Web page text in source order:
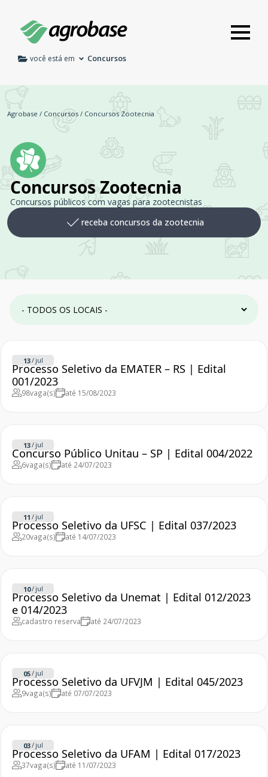
você está em Concursos
Agrobase / Concursos / Concursos Zootecnia
Concursos Zootecnia
Concursos públicos com vagas para zootecnistas
receba concursos da zootecnia
13/ jul
Processo Seletivo da EMATER – RS | Edital
001/2023
98vaga(s) até 15/08/2023
13/ jul
Concurso Público Unitau – SP | Edital 004/2022
6vaga(s) até 24/07/2023
11 / jul
Processo Seletivo da UFSC | Edital 037/2023
20vaga(s) até 14/07/2023
10/ jul
Processo Seletivo da Unemat | Edital 012/2023
e 014/2023
cadastro reserva até 24/07/2023
05/ jul
Processo Seletivo da UFVJM | Edital 045/2023
9vaga(s) até 07/07/2023
03/ jul
Processo Seletivo da UFAM | Edital 017/2023
37vaga(s) até 11/07/2023